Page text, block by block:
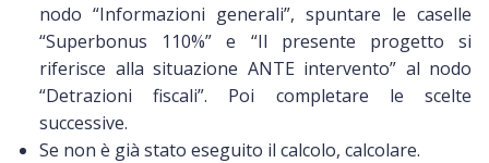
nodo “Informazioni generali”, spuntare le caselle
“Superbonus 110%” e “Il presente progetto si
riferisce alla situazione ANTE intervento” al nodo
“Detrazioni fiscali”. Poi completare le scelte
successive.
Se non è già stato eseguito il calcolo, calcolare.